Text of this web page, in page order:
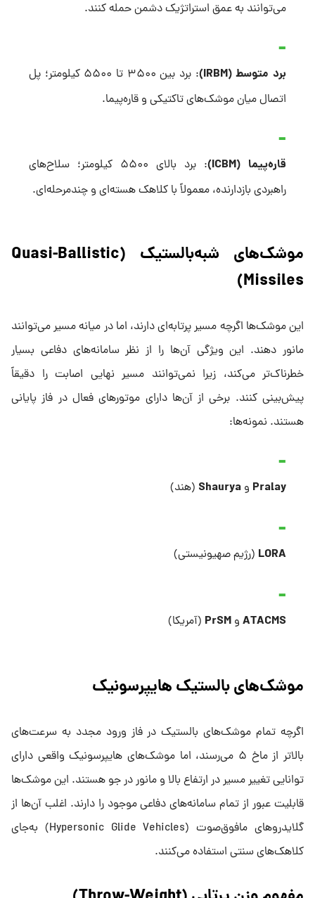
می‌توانند به عمق استراتژیک دشمن حمله کنند.
برد متوسط (IRBM)
: برد بین ۳۵۰۰ تا ۵۵۰۰ کیلومتر؛ پل
اتصال میان موشک‌های تاکتیکی و قاره‌پیما.
قاره‌پیما (ICBM)
: برد بالای ۵۵۰۰ کیلومتر؛ سلاح‌های
راهبردی بازدارنده، معمولاً با کلاهک هسته‌ای و چندمرحله‌ای.
موشک‌های شبه‌بالستیک (Quasi-Ballistic
Missiles)
این موشک‌ها اگرچه مسیر پرتابه‌ای دارند، اما در میانه مسیر می‌توانند
مانور دهند. این ویژگی آن‌ها را از نظر سامانه‌های دفاعی بسیار
خطرناک‌تر می‌کند، زیرا نمی‌توانند مسیر نهایی اصابت را دقیقاً
پیش‌بینی کنند. برخی از آن‌ها دارای موتورهای فعال در فاز پایانی
هستند. نمونه‌ها:
Pralay و Shaurya (هند)
LORA (رژیم صهیونیستی)
ATACMS و PrSM (آمریکا)
موشک‌های بالستیک هایپرسونیک
اگرچه تمام موشک‌های بالستیک در فاز ورود مجدد به سرعت‌های
بالاتر از ماخ ۵ می‌رسند، اما موشک‌های هایپرسونیک واقعی دارای
توانایی تغییر مسیر در ارتفاع بالا و مانور در جو هستند. این موشک‌ها
قابلیت عبور از تمام سامانه‌های دفاعی موجود را دارند. اغلب آن‌ها از
گلایدروهای مافوق‌صوت (Hypersonic Glide Vehicles) به‌جای
کلاهک‌های سنتی استفاده می‌کنند.